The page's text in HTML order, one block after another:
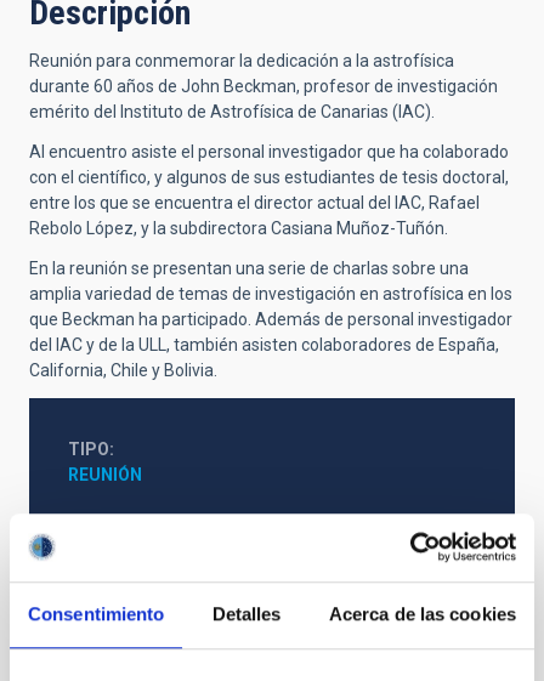
Consentimiento Detalles Acerca de las cookies
Descripción
Reunión para conmemorar la dedicación a la astrofísica
durante 60 años de John Beckman, profesor de investigación
emérito del Instituto de Astrofísica de Canarias (IAC).
Al encuentro asiste el personal investigador que ha colaborado
con el científico, y algunos de sus estudiantes de tesis doctoral,
entre los que se encuentra el director actual del IAC, Rafael
Rebolo López, y la subdirectora Casiana Muñoz-Tuñón.
En la reunión se presentan una serie de charlas sobre una
amplia variedad de temas de investigación en astrofísica en los
que Beckman ha participado. Además de personal investigador
del IAC y de la ULL, también asisten colaboradores de España,
California, Chile y Bolivia.
TIPO
REUNIÓN
Astrofísica
Ciencia y Tecnología
La Vía Láctea y el Grupo Local (MWLG)
Formación y Evolución de Galaxias (FYEG)